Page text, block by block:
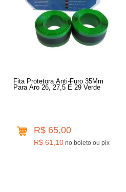
Fita Protetora Anti-Furo 35Mm
Para Aro 26, 27,5 E 29 Verde
R$ 65,00
R$ 61,10 no boleto ou pix